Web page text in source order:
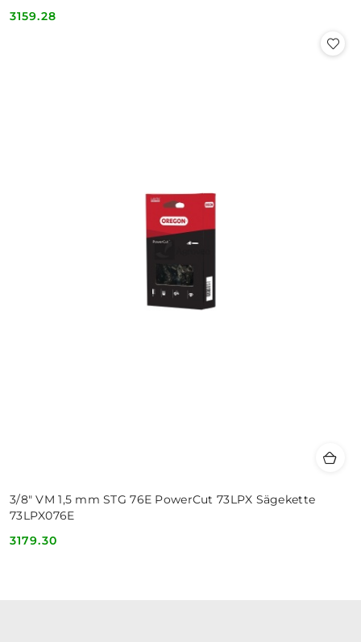
Cena:
3159.28
3/8" VM 1,5 mm STG 76E PowerCut 73LPX Sägekette
73LPX076E
Cena:
3179.30